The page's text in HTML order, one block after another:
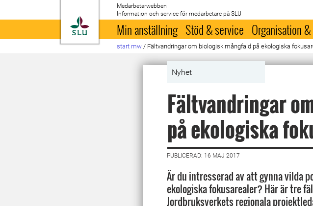
Till startsida
Medarbetarwebben
Information och service för medarbetare på SLU
Min anställning Stöd & service Organisation
start mw / Fältvandringar om biologisk mångfald på ekologiska
Nyhet
Fältvandringar
på ekologiska
PUBLICERAD: 16 MAJ 2017
Är du intresserad av att gynna vilda
ekologiska fokusarealer? Här är tre
Jordbruksverkets regionala